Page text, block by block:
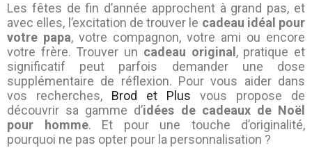
Les fêtes de fin d’année approchent à grand pas, et
avec elles, l’excitation de trouver le cadeau idéal pour
votre papa, votre compagnon, votre ami ou encore
votre frère. Trouver un cadeau original , pratique et
significatif peut parfois demander une dose
supplémentaire de réflexion. Pour vous aider dans
vos recherches, Brod et Plus vous propose de
découvrir sa gamme d’idées de cadeaux de Noël
pour homme. Et pour une touche d’originalité,
pourquoi ne pas opter pour la personnalisation ?